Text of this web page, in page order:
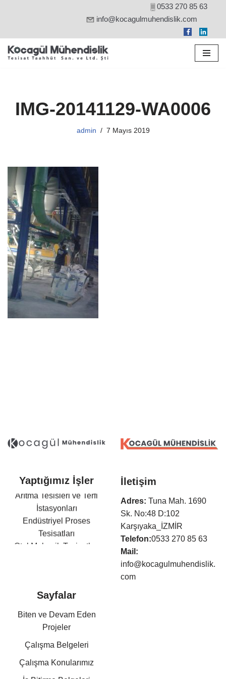
0533 270 85 63
info@kocagulmuhendislik.com
IMG-20141129-WA0006
admin 7 Mayıs 2019
Yaptığımız İşler
Arıtma Tesisleri ve Terfi
İstasyonları
Endüstriyel Proses
Tesisatları
Otel Mekanik Tesisatları
Sıhhi Tesisat ve Yangın
Tesisatları
Kazan Dairesi Tesisatları
Kat Kaloriferi Tesisatları
İletişim
Adres: Tuna Mah. 1690
Sk. No:48 D:102
Karşıyaka_İZMİR
Telefon:0533 270 85 63
Mail:
info@kocagulmuhendislik.
com
Sayfalar
Biten ve Devam Eden
Projeler
Çalışma Belgeleri
Çalışma Konularımız